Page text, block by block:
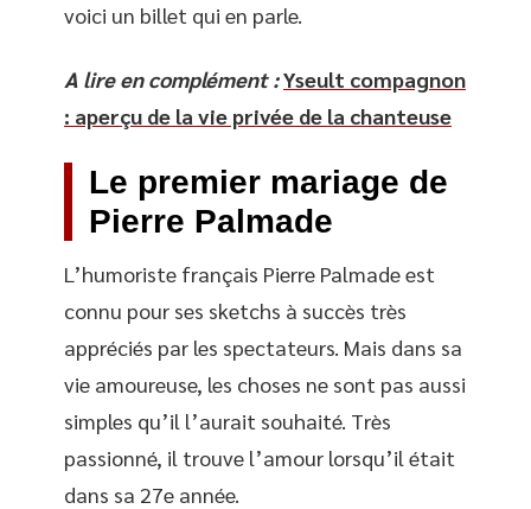
voici un billet qui en parle.
A lire en complément :Yseult compagnon
: aperçu de la vie privée de la chanteuse
Le premier mariage de
Pierre Palmade
L’humoriste français Pierre Palmade est
connu pour ses sketchs à succès très
appréciés par les spectateurs. Mais dans sa
vie amoureuse, les choses ne sont pas aussi
simples qu’il l’aurait souhaité. Très
passionné, il trouve l’amour lorsqu’il était
dans sa 27e année.